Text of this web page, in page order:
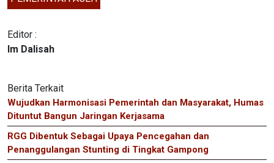
Editor :
Im Dalisah
Berita Terkait
Wujudkan Harmonisasi Pemerintah dan Masyarakat, Humas
Dituntut Bangun Jaringan Kerjasama
RGG Dibentuk Sebagai Upaya Pencegahan dan
Penanggulangan Stunting di Tingkat Gampong